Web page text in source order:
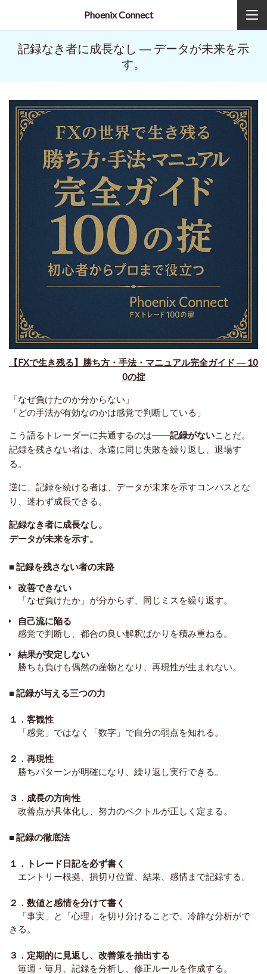
Phoenix Connect
記録なき者に成長なし ― データが未来を示
す。
【FXで生き残る】勝ち方・手法・マニュアル完全ガイド ― 10
0の掟
「なぜ負けたのか分からない」
「どの手法が有効なのかは感覚で判断している」
こう語るトレーダーに共通するのは――記録がないことだ。
記録を残さない者は、永遠に同じ失敗を繰り返し、退場す
る。
逆に、記録を続ける者は、データが未来を示すコンパスとな
り、迷わず成長できる。
記録なき者に成長なし。
データが未来を示す。
■ 記録を残さない者の末路
改善できない
「なぜ負けたか」が分からず、同じミスを繰り返す。
自己流に陥る
感覚で判断し、都合の良い解釈ばかりを積み重ねる。
結果が安定しない
勝ちも負けも偶然の産物となり、再現性が生まれない。
■ 記録が与える三つの力
１．客観性
「感覚」ではなく「数字」で自分の弱点を知れる。
２．再現性
勝ちパターンが明確になり、繰り返し実行できる。
３．成長の方向性
改善点が具体化し、努力のベクトルが正しく定まる。
■ 記録の徹底法
１．トレード日記を必ず書く
エントリー根拠、損切り位置、結果、感情まで記録する。
２．数値と感情を分けて書く
「事実」と「心理」を切り分けることで、冷静な分析がで
きる。
３．定期的に見返し、改善策を抽出する
毎週・毎月、記録を分析し、修正ルールを作成する。